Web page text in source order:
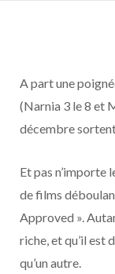
A part une
(Narnia 3 le 8 et
décembre
Et pas n’importe
de films
Approved ».
riche, et qu’il est
qu’un autre.